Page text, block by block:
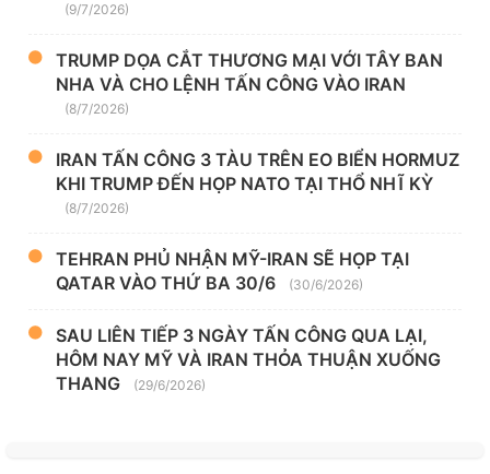
(9/7/2026)
TRUMP DỌA CẮT THƯƠNG MẠI VỚI TÂY BAN
NHA VÀ CHO LỆNH TẤN CÔNG VÀO IRAN
(8/7/2026)
IRAN TẤN CÔNG 3 TÀU TRÊN EO BIỂN HORMUZ
KHI TRUMP ĐẾN HỌP NATO TẠI THỔ NHĨ KỲ
(8/7/2026)
TEHRAN PHỦ NHẬN MỸ-IRAN SẼ HỌP TẠI
QATAR VÀO THỨ BA 30/6
(30/6/2026)
SAU LIÊN TIẾP 3 NGÀY TẤN CÔNG QUA LẠI,
HÔM NAY MỸ VÀ IRAN THỎA THUẬN XUỐNG
THANG
(29/6/2026)